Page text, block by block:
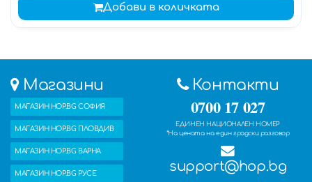
Добави в количката
Магазини
МАГАЗИН HOP.BG СОФИЯ
МАГАЗИН HOP.BG ПЛОВДИВ
МАГАЗИН HOP.BG ВАРНА
МАГАЗИН HOP.BG РУСЕ
Контакти
0700 17 027
ЕДИНЕН НАЦИОНАЛЕН НОМЕР
*На цената на един градски разговор
support@hop.bg